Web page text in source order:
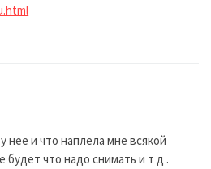
нее и что наплела мне всякой
будет что надо снимать и т д .